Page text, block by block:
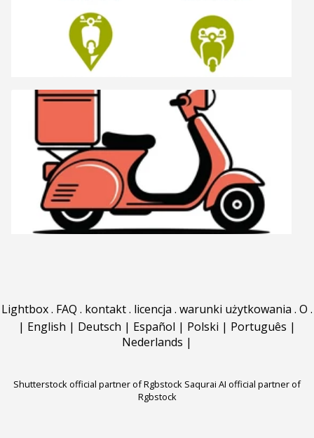
Lightbox. FAQ . kontakt. licencja . warunki użytkowania . O .
| English | Deutsch | Español | Polski | Português |
Nederlands |
Shutterstock official partner of Rgbstock Saqurai AI official partner of
Rgbstock